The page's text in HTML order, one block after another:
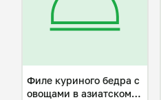
Филе куриного бедра с
овощами в азиатском